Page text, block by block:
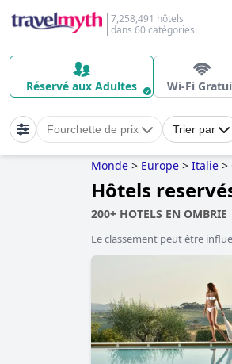
7,258,491 hôtels
dans 60 catégories
Réservé aux Adultes Wi-Fi
Fourchette de prix Trier par
Monde > Europe > Italie >
Hôtels
200+ HOTELS EN OMBRIE
Le classement peut être